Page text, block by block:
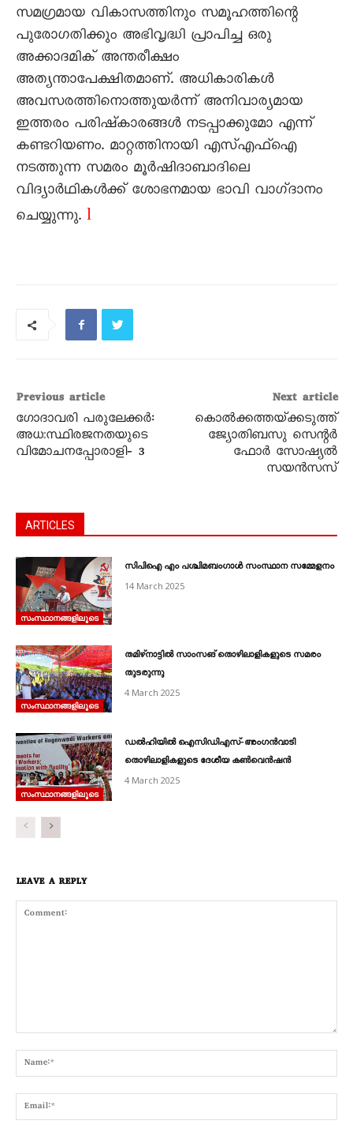
സമഗ്രമായ വികാസത്തിനും സമൂഹത്തിന്റെ
പുരോഗതിക്കും അഭിവൃദ്ധി പ്രാപിച്ച ഒരു
അക്കാദമിക്‌ അന്തരീക്ഷം
അത്യന്താപേക്ഷിതമാണ്‌. അധികാരികൾ
അവസരത്തിനൊത്തുയർന്ന്‌ അനിവാര്യമായ
ഇത്തരം പരിഷ്‌കാരങ്ങൾ നടപ്പാക്കുമോ എന്ന്‌
കണ്ടറിയണം. മാറ്റത്തിനായി എസ്‌എഫ്‌ഐ
നടത്തുന്ന സമരം മൂർഷിദാബാദിലെ
വിദ്യാർഥികൾക്ക്‌ ശോഭനമായ ഭാവി വാഗ്‌ദാനം
ചെയ്യുന്നു. l
Previous article
ഗോദാവരി പരുലേക്കർ:
അധഃസ്ഥിരജനതയുടെ
വിമോചനപ്പോരാളി‐ 3
Next article
കൊൽക്കത്തയ്‌ക്കടുത്ത്‌
ജ്യോതിബസു സെന്റർ
ഫോർ സോഷ്യൽ
സയൻസസ്‌
ARTICLES
സംസ്ഥാനങ്ങളിലൂടെ
സിപിഐ എം പശ്ചിമബംഗാൾ സംസ്ഥാന സമ്മേളനം
14 March 2025
സംസ്ഥാനങ്ങളിലൂടെ
തമിഴ്‌നാട്ടിൽ സാംസങ്‌ തൊഴിലാളികളുടെ സമരം
തുടരുന്നു
4 March 2025
സംസ്ഥാനങ്ങളിലൂടെ
ഡൽഹിയിൽ ഐസിഡിഎസ്‌‐അംഗൻവാടി
തൊഴിലാളികളുടെ ദേശീയ കൺവെൻഷൻ
4 March 2025
LEAVE A REPLY